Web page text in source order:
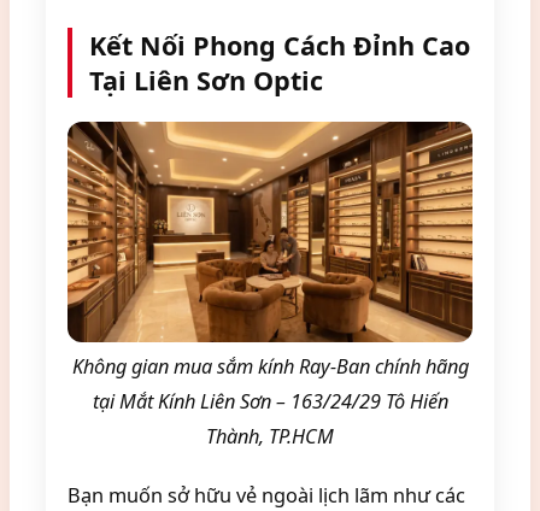
Kết Nối Phong Cách Đỉnh Cao
Tại Liên Sơn Optic
Không gian mua sắm kính Ray-Ban chính hãng
tại Mắt Kính Liên Sơn – 163/24/29 Tô Hiến
Thành, TP.HCM
Bạn muốn sở hữu vẻ ngoài lịch lãm như các